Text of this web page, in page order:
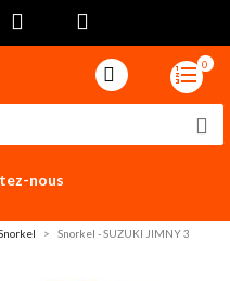
0
nous
Snorkel - SUZUKI JIMNY 3